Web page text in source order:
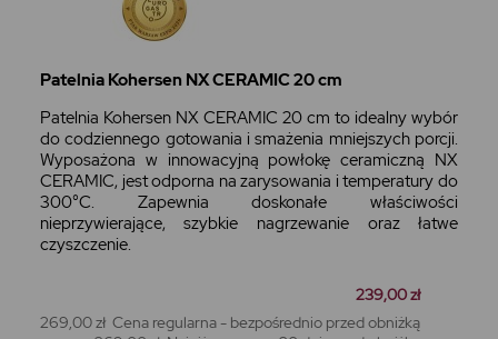
Patelnia Kohersen NX CERAMIC 20 cm
Patelnia Kohersen NX CERAMIC 20 cm to idealny wybór
do codziennego gotowania i smażenia mniejszych porcji.
Wyposażona w innowacyjną powłokę ceramiczną NX
CERAMIC, jest odporna na zarysowania i temperatury do
300°C. Zapewnia doskonałe właściwości
nieprzywierające, szybkie nagrzewanie oraz łatwe
czyszczenie.
239,00 zł
269,00 zł Cena regularna - bezpośrednio przed obniżką